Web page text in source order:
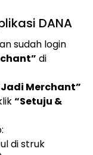
DANA
sudah login
di
Merchant”
“Setuju &
di struk